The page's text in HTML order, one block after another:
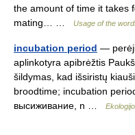
the amount of time it takes
mating… …
Usage of the
incubation period —
aplinkotyra apibrėžtis
šildymas, kad išsiristų
broodtime; incubation
высиживание, n …